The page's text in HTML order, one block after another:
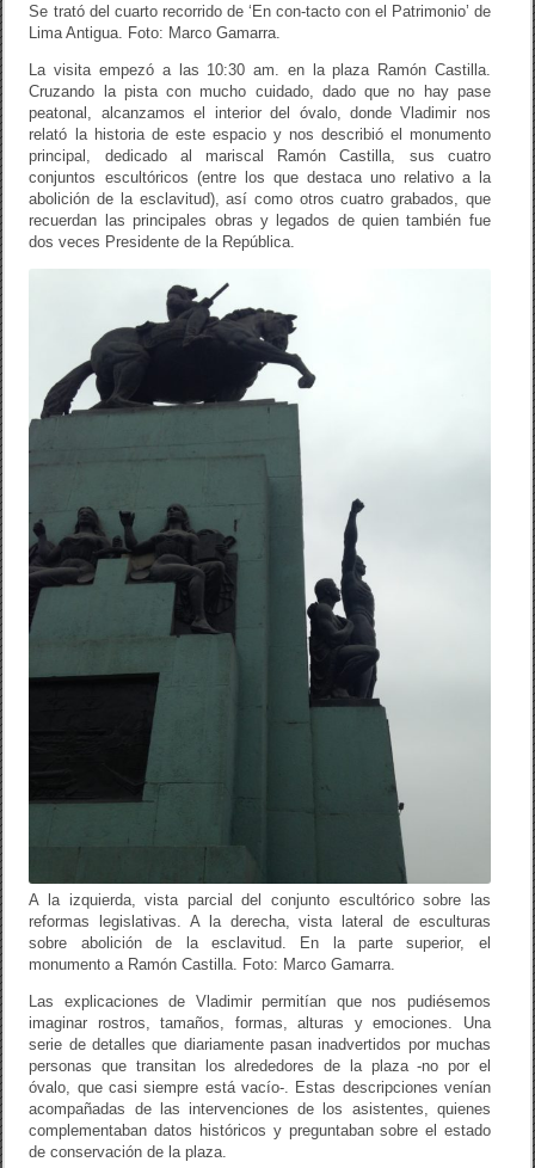
Se trató del cuarto recorrido de ‘En con-tacto con el Patrimonio’ de
Lima Antigua. Foto: Marco Gamarra.
La visita empezó a las 10:30 am. en la plaza Ramón Castilla.
Cruzando la pista con mucho cuidado, dado que no hay pase
peatonal, alcanzamos el interior del óvalo, donde Vladimir nos
relató la historia de este espacio y nos describió el monumento
principal, dedicado al mariscal Ramón Castilla, sus cuatro
conjuntos escultóricos (entre los que destaca uno relativo a la
abolición de la esclavitud), así como otros cuatro grabados, que
recuerdan las principales obras y legados de quien también fue
dos veces Presidente de la República.
A la izquierda, vista parcial del conjunto escultórico sobre las
reformas legislativas. A la derecha, vista lateral de esculturas
sobre abolición de la esclavitud. En la parte superior, el
monumento a Ramón Castilla. Foto: Marco Gamarra.
Las explicaciones de Vladimir permitían que nos pudiésemos
imaginar rostros, tamaños, formas, alturas y emociones. Una
serie de detalles que diariamente pasan inadvertidos por muchas
personas que transitan los alrededores de la plaza -no por el
óvalo, que casi siempre está vacío-. Estas descripciones venían
acompañadas de las intervenciones de los asistentes, quienes
complementaban datos históricos y preguntaban sobre el estado
de conservación de la plaza.